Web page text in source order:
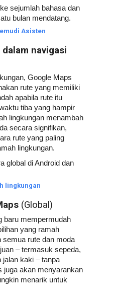
sejumlah bahasa dan
bulan mendatang.
Asisten
navigasi
Google Maps
rute yang memiliki
apabila rute itu
tiba yang hampir
lingkungan menambah
secara signifikan,
rute yang paling
lingkungan.
global di Android dan
lingkungan
(Global)
baru mempermudah
yang ramah
semua rute dan moda
– termasuk sepeda,
kaki – tanpa
juga akan menyarankan
menarik untuk